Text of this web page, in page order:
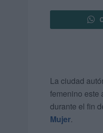
La ciudad
femenino este
durante el fin
Mujer.